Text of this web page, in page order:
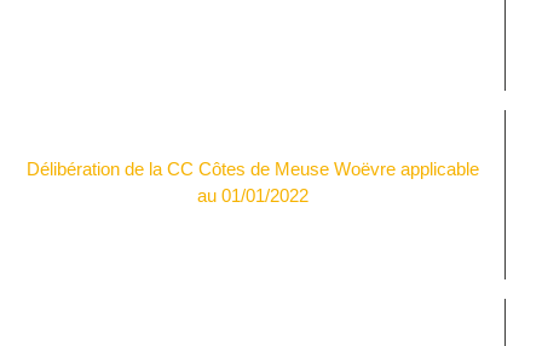
Délibération de la CC Côtes de Meuse Woëvre applicable
au 01/01/2022